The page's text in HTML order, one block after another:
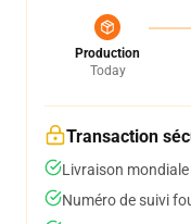
Production
Today
Transaction
Livraison
Numéro de suivi